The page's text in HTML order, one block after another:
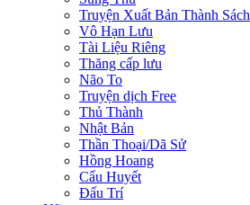
Truyện Xuất Bản Thành Sách
Vô Hạn Lưu
Tài Liệu Riêng
Thăng cấp lưu
Não To
Truyện dịch Free
Thủ Thành
Nhật Bản
Thần Thoại/Dã Sử
Hồng Hoang
Cẩu Huyết
Đấu Trí